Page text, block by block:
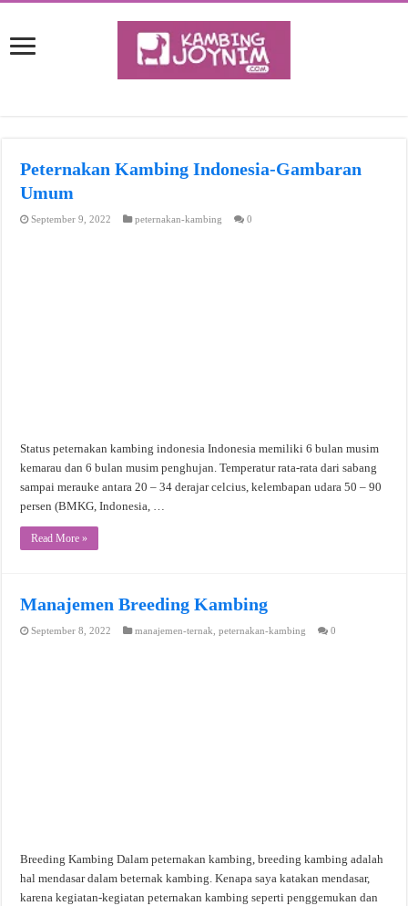
Peternakan Kambing Indonesia-Gambaran
Umum
September 9, 2022 peternakan-kambing 0
Status peternakan kambing indonesia Indonesia memiliki 6 bulan musim
kemarau dan 6 bulan musim penghujan. Temperatur rata-rata dari sabang
sampai merauke antara 20 – 34 derajar celcius, kelembapan udara 50 – 90
persen (BMKG, Indonesia, …
Read More »
Manajemen Breeding Kambing
September 8, 2022 manajemen-ternak ,peternakan-kambing 0
Breeding Kambing Dalam peternakan kambing, breeding kambing adalah
hal mendasar dalam beternak kambing. Kenapa saya katakan mendasar,
karena kegiatan-kegiatan peternakan kambing seperti penggemukan dan